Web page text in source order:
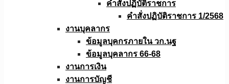
คำสั่งปฏิบัติราชการ
คำสั่งปฏิบัติราชการ 1/2568
งานบุคลากร
ข้อมูลบุคกรภายใน วก.นฐ
ข้อมูลบุคลากร 66-68
งานการเงิน
งานการบัญชี